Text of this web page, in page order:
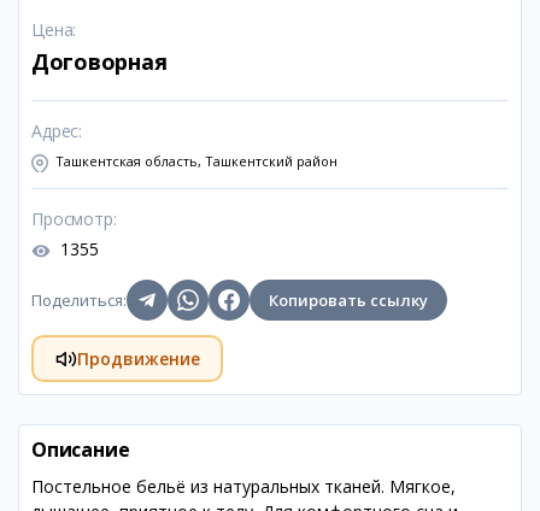
Цена:
Договорная
Адрес:
Ташкентская область, Ташкентский район
Просмотр:
1355
Поделиться: Копировать ссылку
Продвижение
Описание
Постельное бельё из натуральных тканей. Мягкое,